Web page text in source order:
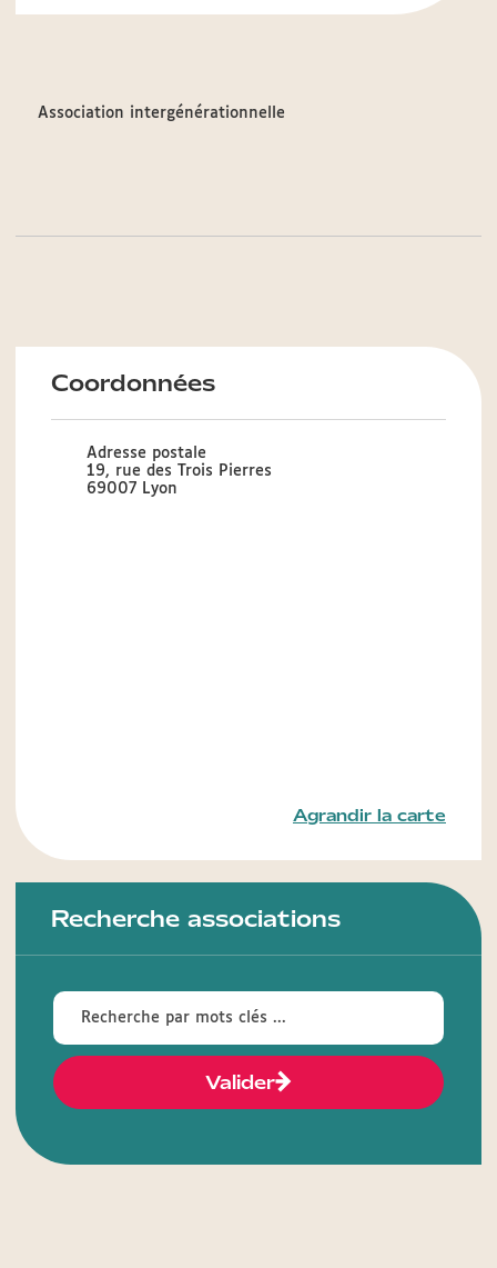
Association intergénérationnelle
Coordonnées
Adresse postale
19, rue des Trois Pierres
69007 Lyon
Agrandir la carte
Recherche associations
Valider